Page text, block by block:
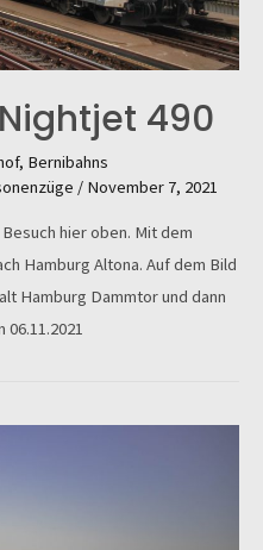
490
, Bernibahns
/ November 7, 2021
hier oben. Mit dem
Hamburg Altona. Auf dem Bild
Hamburg Dammtor und dann